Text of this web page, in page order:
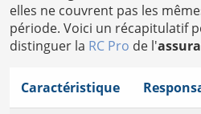
elles ne couvrent pas les
période. Voici un récapitulatif
distinguer la RC Pro de l'
Caractéristique